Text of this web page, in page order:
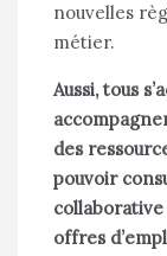
nouvelles
métier.
Aussi, tous
des
pouvoir
offres